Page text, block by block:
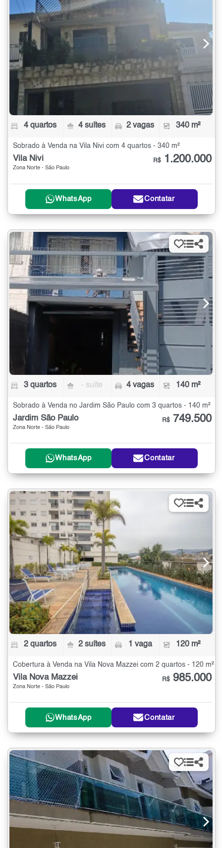
4 quartos 4 suítes 2 vagas 340 m²
Sobrado à Venda na Vila Nivi com 4 quartos - 340 m²
Vila Nivi
Zona Norte - São Paulo
R$ 1.200.000
WhatsApp Contatar
3 quartos - suíte 4 vagas 140 m²
Sobrado à Venda no Jardim São Paulo com 3 quartos - 140 m²
Jardim São Paulo
Zona Norte - São Paulo
R$ 749.500
WhatsApp Contatar
2 quartos 2 suítes 1 vaga 120 m²
Cobertura à Venda na Vila Nova Mazzei com 2 quartos - 120 m²
Vila Nova Mazzei
Zona Norte - São Paulo
R$ 985.000
WhatsApp Contatar